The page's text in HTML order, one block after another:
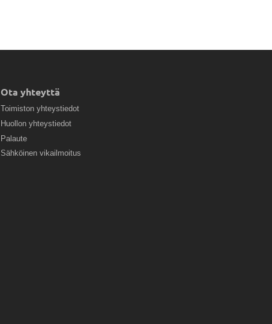
Ota yhteyttä
Toimiston yhteystiedot
Huollon yhteystiedot
Palaute
Sähköinen vikailmoitus